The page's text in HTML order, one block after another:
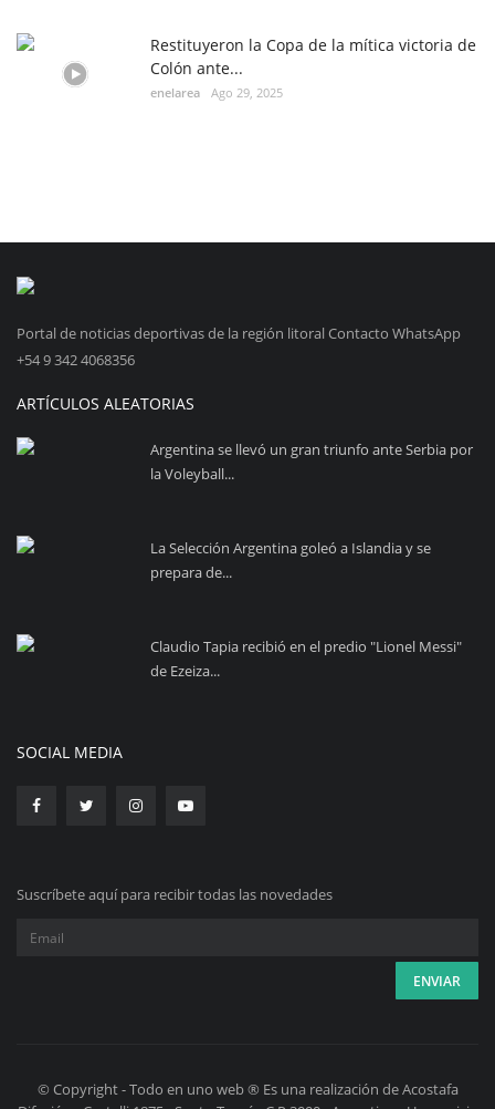
Restituyeron la Copa de la mítica victoria de
Colón ante...
enelarea Ago 29, 2025
Portal de noticias deportivas de la región litoral Contacto WhatsApp
+54 9 342 4068356
ARTÍCULOS ALEATORIAS
Argentina se llevó un gran triunfo ante Serbia por
la Voleyball...
La Selección Argentina goleó a Islandia y se
prepara de...
Claudio Tapia recibió en el predio "Lionel Messi"
de Ezeiza...
SOCIAL MEDIA
Suscríbete aquí para recibir todas las novedades
© Copyright - Todo en uno web ® Es una realización de Acostafa